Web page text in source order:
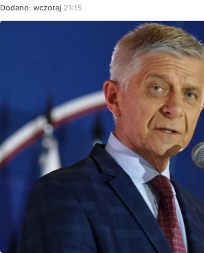
Dodano: wczoraj 21:15